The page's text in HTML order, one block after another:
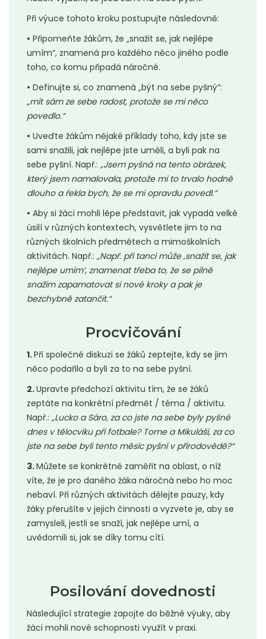
Při výuce tohoto kroku postupujte následovně:
• Připomeňte žákům, že „snažit se, jak nejlépe
umím“, znamená pro každého něco jiného podle
toho, co komu připadá náročné.
• Definujte si, co znamená „být na sebe pyšný“:
„mít sám ze sebe radost, protože se mi něco
povedlo.“
• Uveďte žákům nějaké příklady toho, kdy jste se
sami snažili, jak nejlépe jste uměli, a byli pak na
sebe pyšní. Např.: „Jsem pyšná na tento obrázek,
který jsem namalovala, protože mi to trvalo hodně
dlouho a řekla bych, že se mi opravdu povedl.“
• Aby si žáci mohli lépe představit, jak vypadá velké
úsilí v různých kontextech, vysvětlete jim to na
různých školních předmětech a mimoškolních
aktivitách. Např.: „Např. při tanci může ‚snažit se, jak
nejlépe umím‘, znamenat třeba to, že se pilně
snažím zapamatovat si nové kroky a pak je
bezchybně zatančit.“
Procvičování
1.Při společné diskuzi se žáků zeptejte, kdy se jim
něco podařilo a byli za to na sebe pyšní.
2.Upravte předchozí aktivitu tím, že se žáků
zeptáte na konkrétní předmět / téma / aktivitu.
Např.: „Lucko a Sáro, za co jste na sebe byly pyšné
dnes v tělocviku při fotbale? Tome a Mikuláši, za co
jste na sebe byli tento měsíc pyšní v přírodovědě?“
3.Můžete se konkrétně zaměřit na oblast, o níž
víte, že je pro daného žáka náročná nebo ho moc
nebaví. Při různých aktivitách dělejte pauzy, kdy
žáky přerušíte v jejich činnosti a vyzvete je, aby se
zamysleli, jestli se snaží, jak nejlépe umí, a
uvědomili si, jak se díky tomu cítí.
Posilování dovednosti
Následující strategie zapojte do běžné výuky, aby
žáci mohli nové schopnosti využít v praxi.